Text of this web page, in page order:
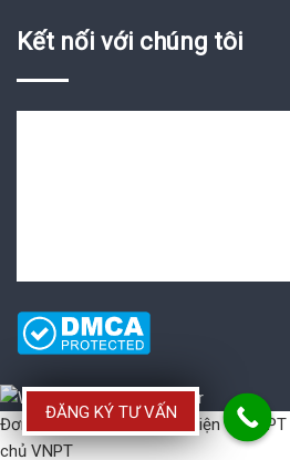
ĐĂNG KÝ TƯ VẤN
Kết nối với chúng tôi
Đơn vị cung cấp Hóa đơn điện tử VNPT
chủ VNPT